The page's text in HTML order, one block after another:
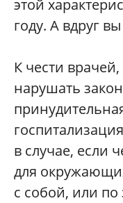
этой
году. А вдруг
К чести
нарушать
в случае, если
для
с собой, или